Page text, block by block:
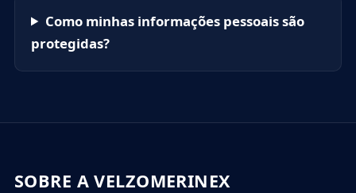
Como minhas informações pessoais são
protegidas?
SOBRE A VELZOMERINEX